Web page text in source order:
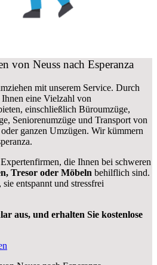
von Neuss nach Esperanza
mit unserem Service. Durch
eine Vielzahl von
einschließlich Büroumzüge,
Seniorenumzüge und Transport von
ganzen Umzügen. Wir kümmern
die Ihnen bei schweren
Tresor oder Möbeln behilflich sind.
entspannt und stressfrei
aus, und erhalten Sie kostenlose